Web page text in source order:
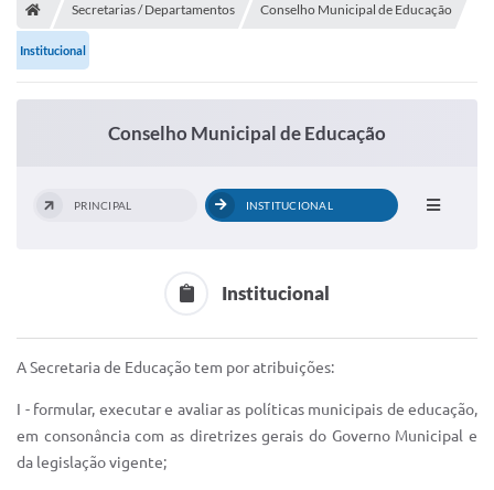
Portal de Serviços
Transparência
Contas Públicas
Declaração de Rendimentos
Editais
Fale Conosco
FAQ - Perguntas Frequentes
Secretarias / Departamentos Conselho Municipal de Educação
Institucional
Conselho Municipal de Educação
PRINCIPAL INSTITUCIONAL
Institucional
A Secretaria de Educação tem por atribuições:
I - formular, executar e avaliar as políticas municipais de educação,
em consonância com as diretrizes gerais do Governo Municipal e
da legislação vigente;